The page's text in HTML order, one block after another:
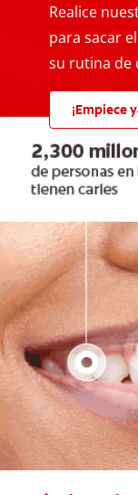
Realice
para sacar
su rutina de
¡Empiece